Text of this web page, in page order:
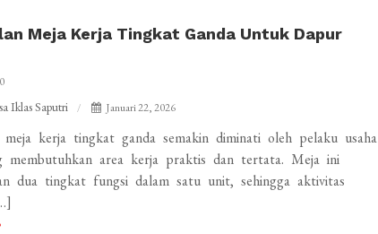
Meja Kerja Tingkat Ganda Untuk Dapur
0
Iklas Saputri Januari 22, 2026
meja kerja tingkat ganda semakin diminati oleh pelaku usaha
membutuhkan area kerja praktis dan tertata. Meja ini
dua tingkat fungsi dalam satu unit, sehingga aktivitas